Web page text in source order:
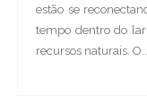
estão se
tempo dentro do
recursos naturais.